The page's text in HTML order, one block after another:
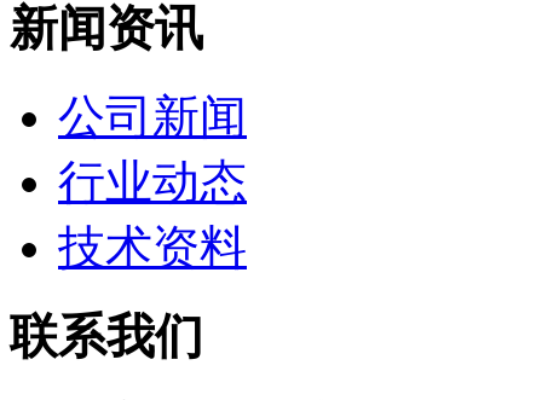
新闻资讯
公司新闻
行业动态
技术资料
联系我们